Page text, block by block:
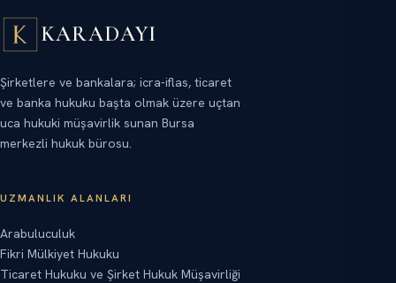
KARADAYI
Şirketlere ve bankalara; icra-iflas, ticaret
ve banka hukuku başta olmak üzere uçtan
uca hukuki müşavirlik sunan Bursa
merkezli hukuk bürosu.
UZMANLIK ALANLARI
Arabuluculuk
Fikri Mülkiyet Hukuku
Ticaret Hukuku ve Şirket Hukuk Müşavirliği